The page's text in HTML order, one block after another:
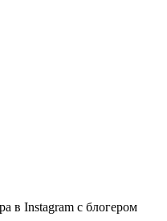
в Instagram с блогером